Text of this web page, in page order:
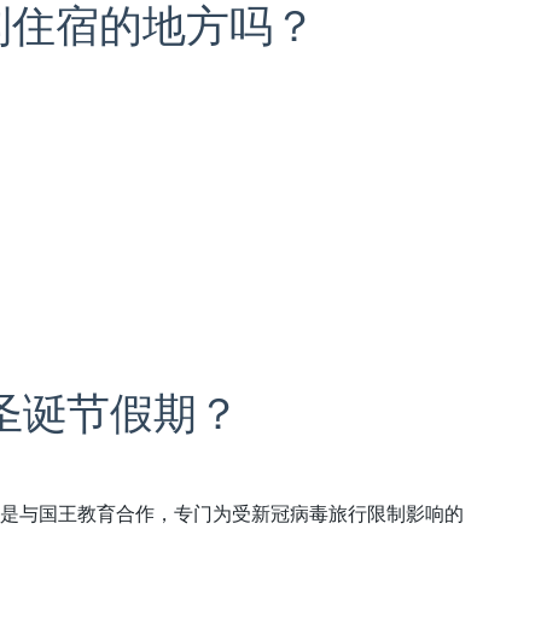
宿的地方吗？
诞节假期？
与国王教育合作，专门为受新冠病毒旅行限制影响的